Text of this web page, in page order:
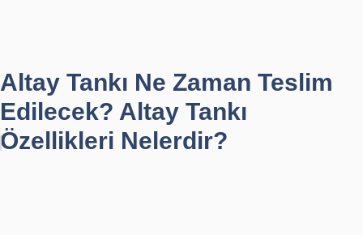
Altay Tankı Ne Zaman Teslim
Edilecek? Altay Tankı
Özellikleri Nelerdir?